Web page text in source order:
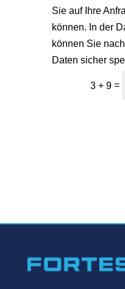
Sie auf Ihre
können. In der
können Sie
Daten sicher
3 + 9 =